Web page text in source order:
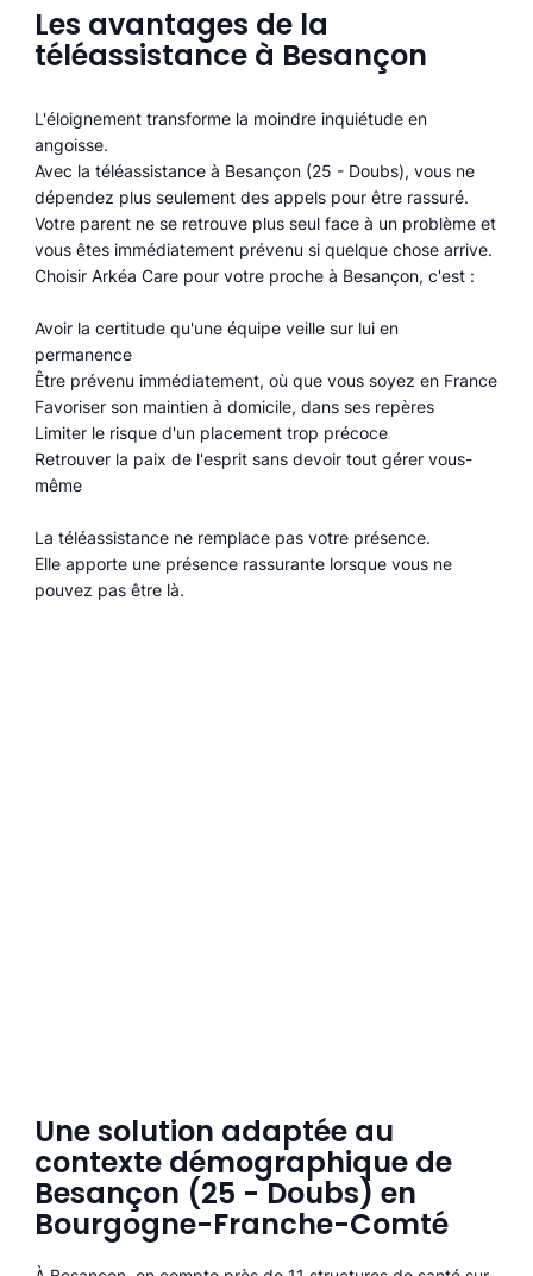
Les avantages de la
téléassistance à Besançon
L'éloignement transforme la moindre inquiétude en
angoisse.
Avec la téléassistance à Besançon (25 - Doubs), vous ne
dépendez plus seulement des appels pour être rassuré.
Votre parent ne se retrouve plus seul face à un problème et
vous êtes immédiatement prévenu si quelque chose arrive.
Choisir Arkéa Care pour votre proche à Besançon, c'est :
Avoir la certitude qu'une équipe veille sur lui en
permanence
Être prévenu immédiatement, où que vous soyez en France
Favoriser son maintien à domicile, dans ses repères
Limiter le risque d'un placement trop précoce
Retrouver la paix de l'esprit sans devoir tout gérer vous-
même
La téléassistance ne remplace pas votre présence.
Elle apporte une présence rassurante lorsque vous ne
pouvez pas être là.
Une solution adaptée au
contexte démographique de
Besançon (25 - Doubs) en
Bourgogne-Franche-Comté